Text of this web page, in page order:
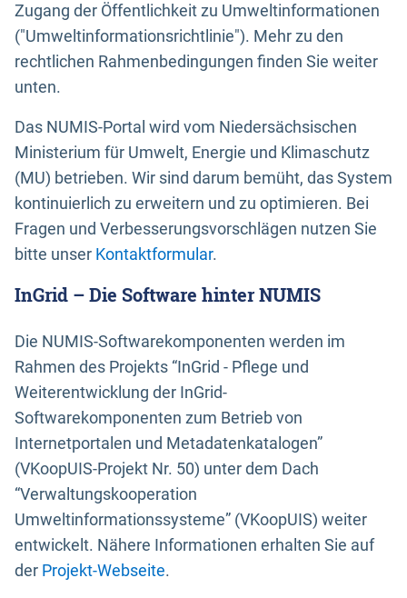
Zugang der Öffentlichkeit zu Umweltinformationen
("Umweltinformationsrichtlinie"). Mehr zu den
rechtlichen Rahmenbedingungen finden Sie weiter
unten.
Das NUMIS-Portal wird vom Niedersächsischen
Ministerium für Umwelt, Energie und Klimaschutz
(MU) betrieben. Wir sind darum bemüht, das System
kontinuierlich zu erweitern und zu optimieren. Bei
Fragen und Verbesserungsvorschlägen nutzen Sie
bitte unser Kontaktformular.
InGrid – Die Software hinter NUMIS
Die NUMIS-Softwarekomponenten werden im
Rahmen des Projekts “InGrid - Pflege und
Weiterentwicklung der InGrid-
Softwarekomponenten zum Betrieb von
Internetportalen und Metadatenkatalogen”
(VKoopUIS-Projekt Nr. 50) unter dem Dach
“Verwaltungskooperation
Umweltinformationssysteme” (VKoopUIS) weiter
entwickelt. Nähere Informationen erhalten Sie auf
der Projekt-Webseite.